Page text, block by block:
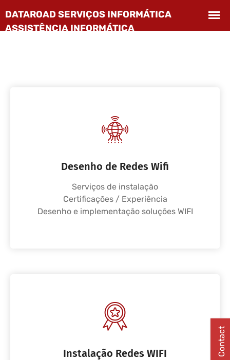
Desenho de Redes Wifi
Serviços de instalação
Certificações / Experiência
Desenho e implementação soluções WIFI
Instalação Redes WIFI Contact